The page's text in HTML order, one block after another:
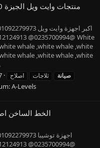
whale ,white whale ,white
whale ,white whale ,white
اصلاح ثلاجات
صيانة
A-Levels